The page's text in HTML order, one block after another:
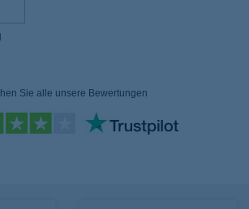
Sie alle unsere Bewertungen